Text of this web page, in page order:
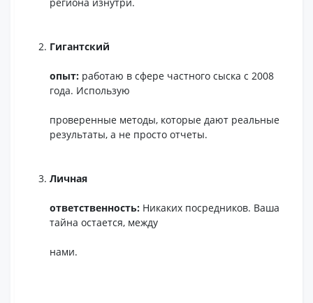
Гигантский
опыт: работаю в сфере частного сыска с 2008
года. Использую
проверенные методы, которые дают реальные
результаты, а не просто отчеты.
Личная
ответственность: Никаких посредников. Ваша
тайна остается, между
нами.